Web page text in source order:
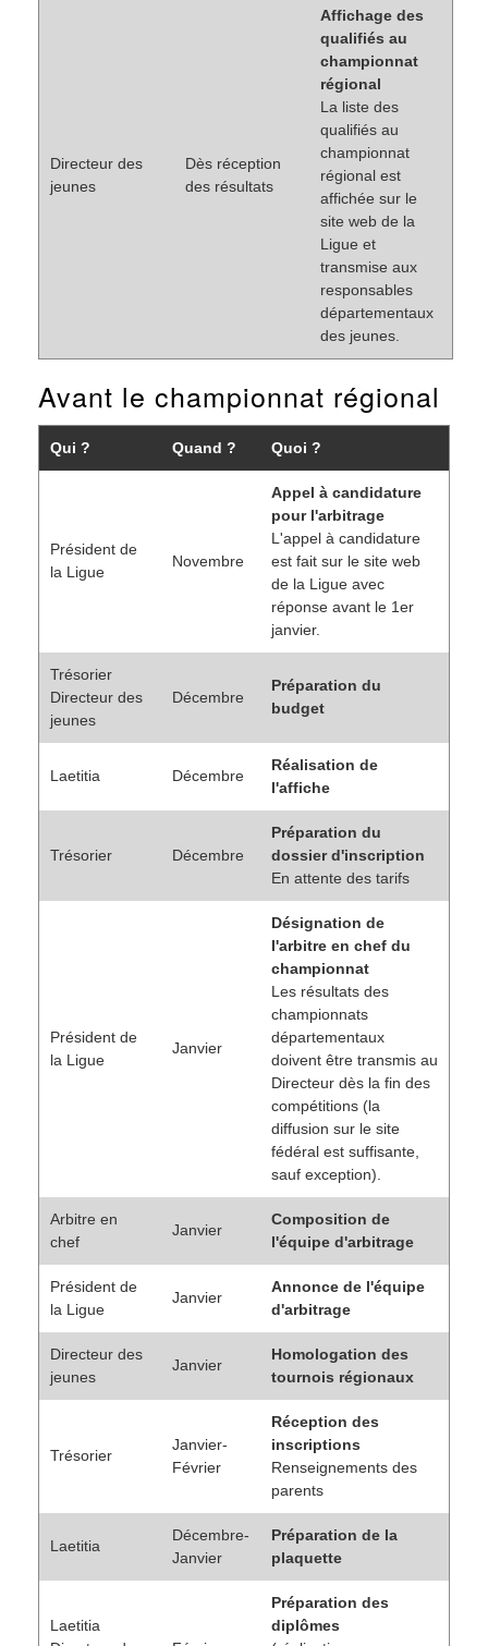
Directeur des
jeunes
Dès réception
des résultats
Affichage des
qualifiés au
championnat
régional
La liste des
qualifiés au
championnat
régional est
affichée sur le
site web de la
Ligue et
transmise aux
responsables
départementaux
des jeunes.
Avant le championnat régional
Qui ? Quand ? Quoi ?
Président de
la Ligue
Novembre
Appel à candidature
pour l'arbitrage
L'appel à candidature
est fait sur le site web
de la Ligue avec
réponse avant le 1er
janvier.
Trésorier
Directeur des
jeunes
Décembre
Préparation du
budget
Laetitia Décembre
Réalisation de
l'affiche
Trésorier Décembre
Préparation du
dossier d'inscription
En attente des tarifs
Président de
la Ligue
Janvier
Désignation de
l'arbitre en chef du
championnat
Les résultats des
championnats
départementaux
doivent être transmis au
Directeur dès la fin des
compétitions (la
diffusion sur le site
fédéral est suffisante,
sauf exception).
Arbitre en
chef
Janvier
Composition de
l'équipe d'arbitrage
Président de
la Ligue
Janvier
Annonce de l'équipe
d'arbitrage
Directeur des
jeunes
Janvier
Homologation des
tournois régionaux
Trésorier
Janvier-
Février
Réception des
inscriptions
Renseignements des
parents
Laetitia
Décembre-
Janvier
Préparation de la
plaquette
Laetitia
Préparation des
diplômes